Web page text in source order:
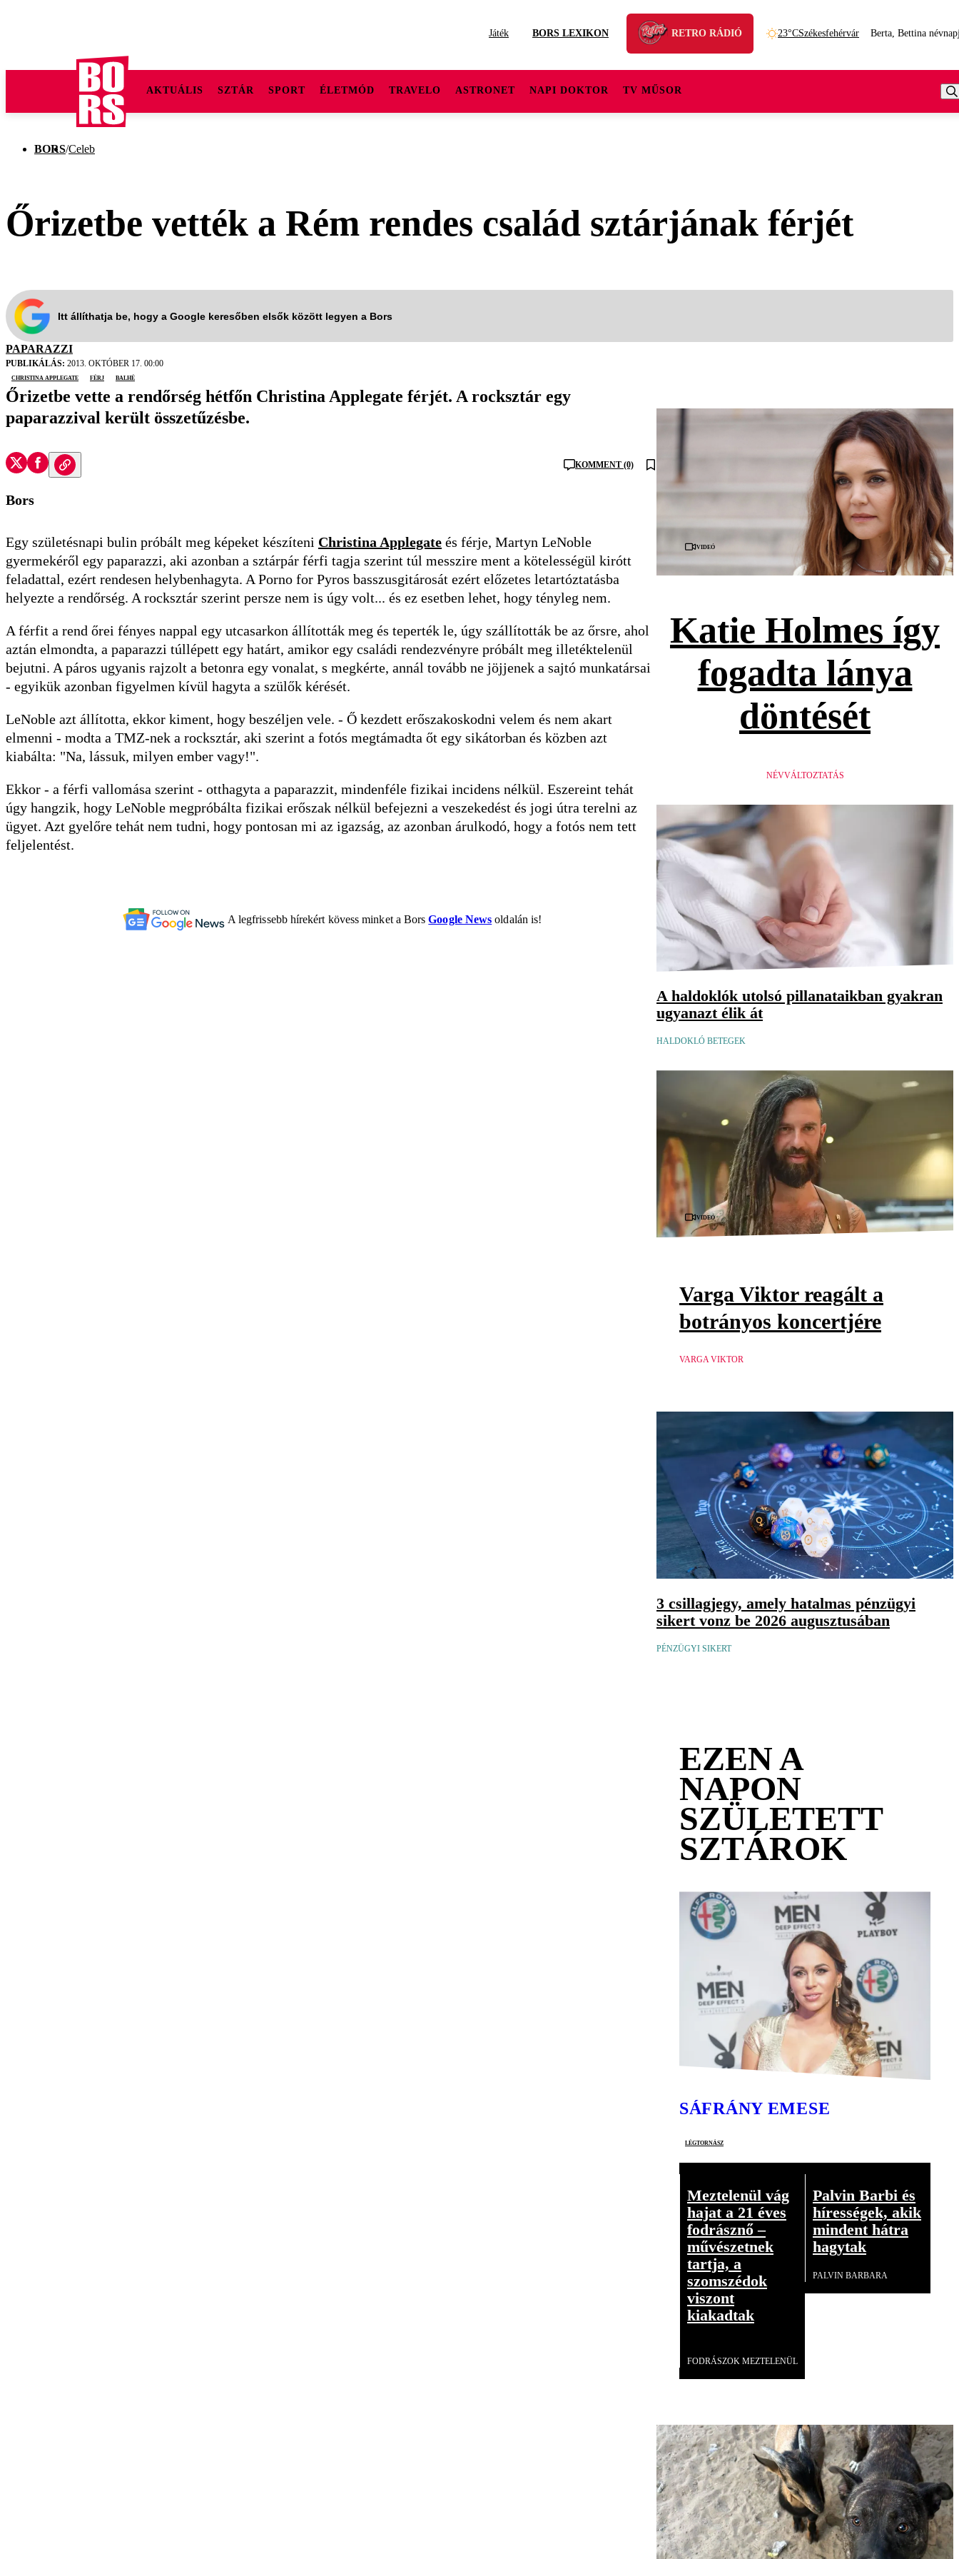
Játék BORS LEXIKON RETRO RÁDIÓ 23°CSzékesfehérvár Berta, Bettina
AKTUÁLIS SZTÁR SPORT ÉLETMÓD TRAVELO ASTRONET NAPI DOKTOR TV MŰSOR
BORS/Celeb
Őrizetbe vették a Rém rendes család sztárjának férjét
Itt állíthatja be, hogy a Google keresőben elsők között legyen a Bors
PAPARAZZI
PUBLIKÁLÁS: 2013. OKTÓBER 17. 00:00
Christina Applegate
férj balhé
Őrizetbe vette a rendőrség hétfőn Christina Applegate férjét. A rocksztár egy
paparazzival került összetűzésbe.
KOMMENT (0)
Bors
Egy születésnapi bulin próbált meg képeket készíteni Christina Applegate és férje, Martyn LeNoble
gyermekéről egy paparazzi, aki azonban a sztárpár férfi tagja szerint túl messzire ment a kötelességül kirótt
feladattal, ezért rendesen helybenhagyta. A Porno for Pyros basszusgitárosát ezért előzetes letartóztatásba
helyezte a rendőrség. A rocksztár szerint persze nem is úgy volt... és ez esetben lehet, hogy tényleg nem.
A férfit a rend őrei fényes nappal egy utcasarkon állították meg és teperték le, úgy szállították be az őrsre, ahol
aztán elmondta, a paparazzi túllépett egy határt, amikor egy családi rendezvényre próbált meg illetéktelenül
bejutni. A páros ugyanis rajzolt a betonra egy vonalat, s megkérte, annál tovább ne jöjjenek a sajtó munkatársai
- egyikük azonban figyelmen kívül hagyta a szülők kérését.
LeNoble azt állította, ekkor kiment, hogy beszéljen vele. - Ő kezdett erőszakoskodni velem és nem akart
elmenni - modta a TMZ-nek a rocksztár, aki szerint a fotós megtámadta őt egy sikátorban és közben azt
kiabálta: "Na, lássuk, milyen ember vagy!".
Ekkor - a férfi vallomása szerint - otthagyta a paparazzit, mindenféle fizikai incidens nélkül. Eszereint tehát
úgy hangzik, hogy LeNoble megpróbálta fizikai erőszak nélkül befejezni a veszekedést és jogi útra terelni az
ügyet. Azt gyelőre tehát nem tudni, hogy pontosan mi az igazság, az azonban árulkodó, hogy a fotós nem tett
feljelentést.
A legfrissebb hírekért kövess minket a BorsGoogle News oldalán is!
Videó
Katie Holmes így
fogadta lánya
döntését
NÉVVÁLTOZTATÁS
A haldoklók utolsó pillanataikban gyakran
ugyanazt élik át
HALDOKLÓ BETEGEK
Videó
Varga Viktor reagált a
botrányos koncertjére
VARGA VIKTOR
3 csillagjegy, amely hatalmas pénzügyi
sikert vonz be 2026 augusztusában
PÉNZÜGYI SIKERT
EZEN A
NAPON
SZÜLETETT
SZTÁROK
SÁFRÁNY EMESE
légtornász
Meztelenül vág
hajat a 21 éves
fodrásznő –
művészetnek
tartja, a
szomszédok
viszont
kiakadtak
FODRÁSZOK MEZTELENÜL
Palvin Barbi és
hírességek, akik
mindent hátra
hagytak
PALVIN BARBARA